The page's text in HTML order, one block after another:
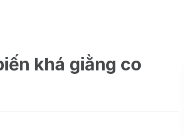
khá giằng co